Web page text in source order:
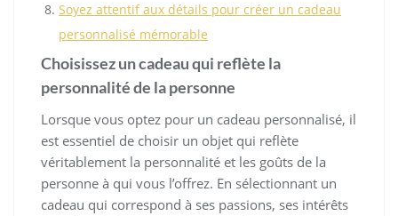
Soyez attentif aux détails pour créer un cadeau
personnalisé mémorable
Choisissez un cadeau qui reflète la
personnalité de la personne
Lorsque vous optez pour un cadeau personnalisé, il
est essentiel de choisir un objet qui reflète
véritablement la personnalité et les goûts de la
personne à qui vous l’offrez. En sélectionnant un
cadeau qui correspond à ses passions, ses intérêts